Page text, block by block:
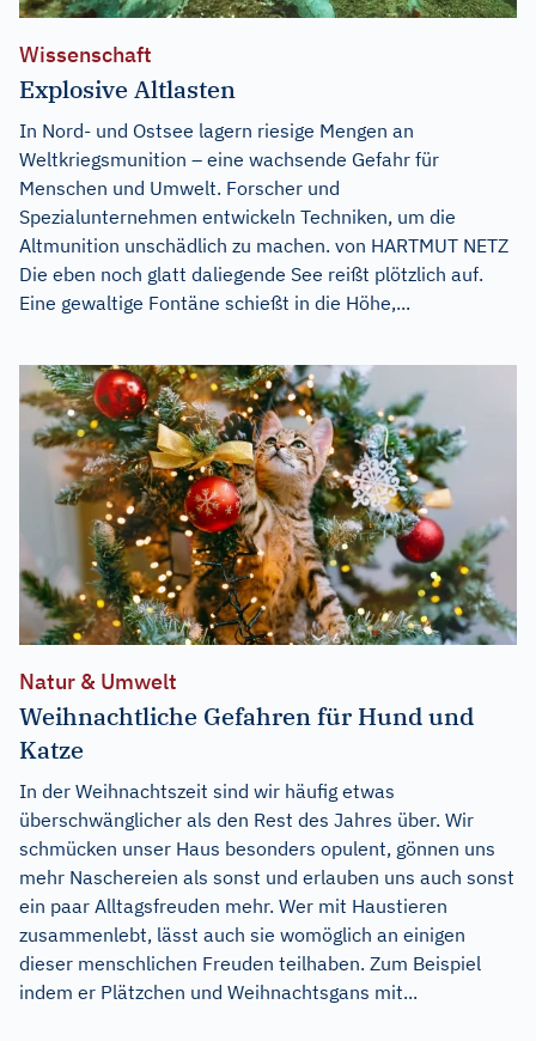
Wissenschaft
Explosive Altlasten
In Nord- und Ostsee lagern riesige Mengen an
Weltkriegsmunition – eine wachsende Gefahr für
Menschen und Umwelt. Forscher und
Spezialunternehmen entwickeln Techniken, um die
Altmunition unschädlich zu machen. von HARTMUT NETZ
Die eben noch glatt daliegende See reißt plötzlich auf.
Eine gewaltige Fontäne schießt in die Höhe,...
Natur & Umwelt
Weihnachtliche Gefahren für Hund und
Katze
In der Weihnachtszeit sind wir häufig etwas
überschwänglicher als den Rest des Jahres über. Wir
schmücken unser Haus besonders opulent, gönnen uns
mehr Naschereien als sonst und erlauben uns auch sonst
ein paar Alltagsfreuden mehr. Wer mit Haustieren
zusammenlebt, lässt auch sie womöglich an einigen
dieser menschlichen Freuden teilhaben. Zum Beispiel
indem er Plätzchen und Weihnachtsgans mit...